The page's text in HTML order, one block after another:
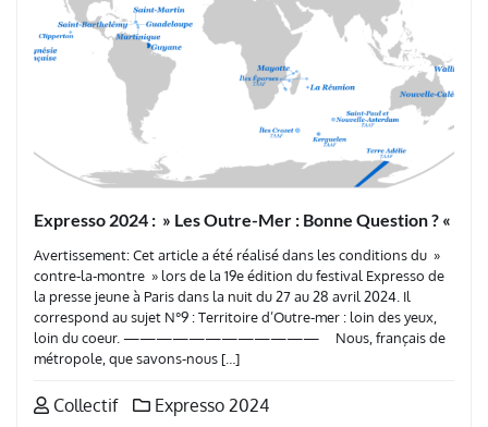
Expresso 2024 : » Les Outre-Mer : Bonne Question ? «
Avertissement: Cet article a été réalisé dans les conditions du »
contre-la-montre » lors de la 19e édition du festival Expresso de
la presse jeune à Paris dans la nuit du 27 au 28 avril 2024. Il
correspond au sujet N°9 : Territoire d’Outre-mer : loin des yeux,
loin du coeur. ———————————— Nous, français de
métropole, que savons-nous […]
Collectif Expresso 2024